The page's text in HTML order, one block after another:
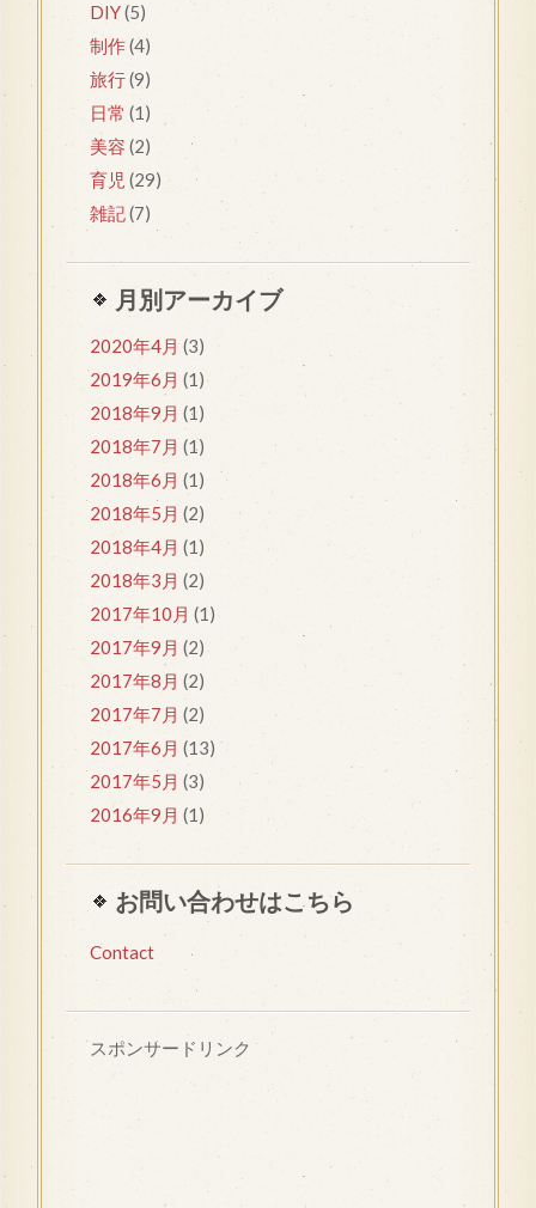
DIY(5)
制作(4)
旅行(9)
日常 (1)
美容 (2)
育児 (29)
雑記(7)
月別アーカイブ
2020年4月 (3)
2019年6月 (1)
2018年9月 (1)
2018年7月 (1)
2018年6月 (1)
2018年5月 (2)
2018年4月 (1)
2018年3月 (2)
2017年10月 (1)
2017年9月 (2)
2017年8月 (2)
2017年7月 (2)
2017年6月 (13)
2017年5月 (3)
2016年9月 (1)
お問い合わせはこちら
Contact
スポンサードリンク